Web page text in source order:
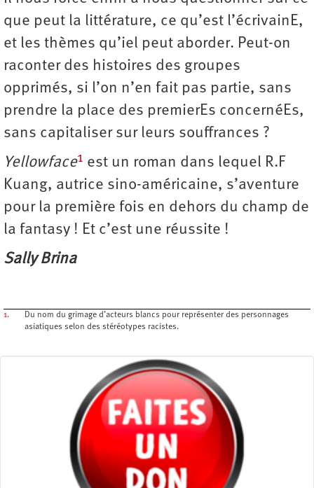
que peut la littérature, ce qu’est l’écrivainE,
et les thèmes qu’iel peut aborder. Peut-on
raconter des histoires des groupes
opprimés, si l’on n’en fait pas partie, sans
prendre la place des premierEs concernéEs,
sans capitaliser sur leurs souffrances ?
Yellowface1 est un roman dans lequel R.F
Kuang, autrice sino-américaine, s’aventure
pour la première fois en dehors du champ de
la fantasy ! Et c’est une réussite !
Sally Brina
1.
Du nom du grimage d’acteurs blancs pour représenter des personnages
asiatiques selon des stéréotypes racistes.